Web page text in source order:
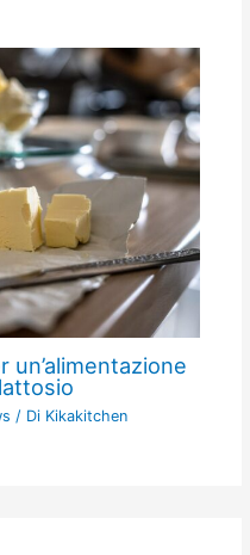
un’alimentazione
/ Di Kikakitchen